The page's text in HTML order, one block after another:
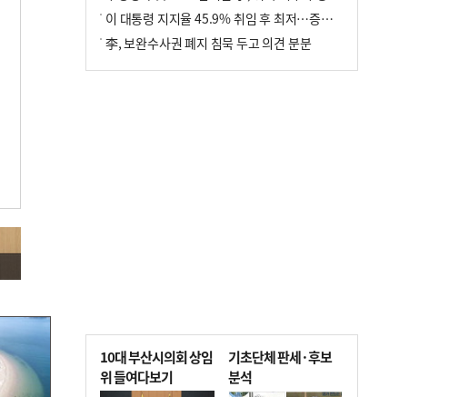
이 대통령 지지율 45.9% 취임 후 최저…증시 폭락·연임 개헌 논란 영향
李, 보완수사권 폐지 침묵 두고 의견 분분
10대 부산시의회 상임
위 들여다보기
기초단체 판세·후보
분석